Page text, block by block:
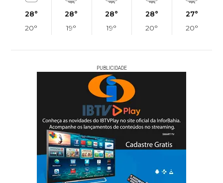
28°
20°
28°
19°
28°
19°
28°
20°
27°
20°
PUBLICIDADE